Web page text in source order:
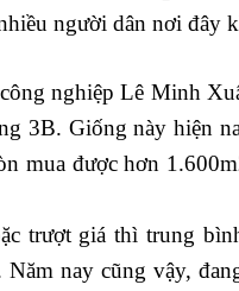
người dân nơi đây
nghiệp Lê Minh
3B. Giống này hiện
mua được hơn
trượt giá thì trung
nay cũng vậy,